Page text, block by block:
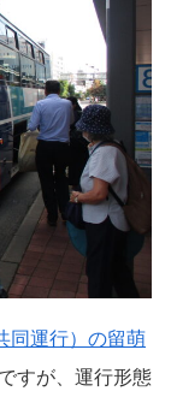
同運行）の留萌
すが、運行形態